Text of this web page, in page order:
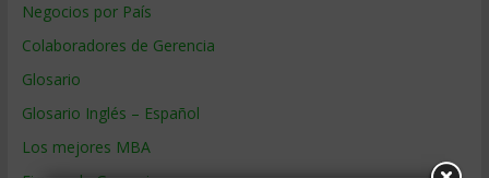
Negocios por País
Colaboradores de Gerencia
Glosario
Glosario Inglés – Español
Los mejores MBA